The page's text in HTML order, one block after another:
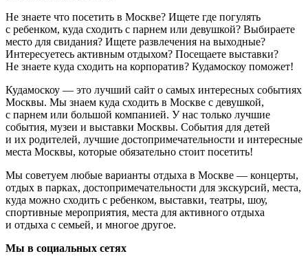
Не знаете что посетить в Москве? Ищете где погулять
с ребенком, куда сходить с парнем или девушкой? Выбираете
место для свидания? Ищете развлечения на выходные?
Интересуетесь активным отдыхом? Посещаете выставки?
Не знаете куда сходить на корпоратив? Кудамоскоу поможет!
Кудамоскоу — это лучший сайт о самых интересных событиях
Москвы. Мы знаем куда сходить в Москве с девушкой,
с парнем или большой компанией. У нас только лучшие
события, музеи и выставки Москвы. События для детей
и их родителей, лучшие достопримечательности и интересные
места Москвы, которые обязательно стоит посетить!
Мы советуем любые варианты отдыха в Москве — концерты,
отдых в парках, достопримечательности для экскурсий, места,
куда можно сходить с ребенком, выставки, театры, шоу,
спортивные мероприятия, места для активного отдыха
и отдыха с семьей, и многое другое.
Мы в социальных сетях